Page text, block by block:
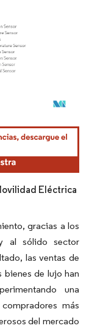
según CC BY 4.0.
Eléctrica
gracias a los
al sólido sector
las ventas de
de lujo han
una
más
del mercado